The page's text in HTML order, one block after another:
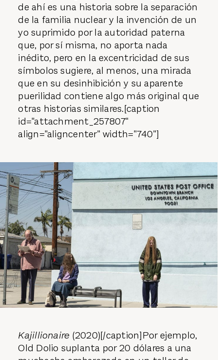
de ahí es una historia sobre la separación
de la familia nuclear y la invención de un
yo suprimido por la autoridad paterna
que, por sí misma, no aporta nada
inédito, pero en la excentricidad de sus
símbolos sugiere, al menos, una mirada
que en su desinhibición y su aparente
puerilidad contiene algo más original que
otras historias similares.[caption
id="attachment_257807"
align="aligncenter" width="740"]
Kajillionaire (2020)[/caption]Por ejemplo,
Old Dolio suplanta por 20 dólares a una